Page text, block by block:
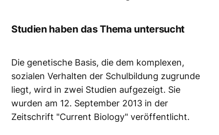
Studien haben das Thema untersucht
Die genetische Basis, die dem komplexen,
sozialen Verhalten der Schulbildung zugrunde
liegt, wird in zwei Studien aufgezeigt. Sie
wurden am 12. September 2013 in der
Zeitschrift "Current Biology" veröffentlicht.